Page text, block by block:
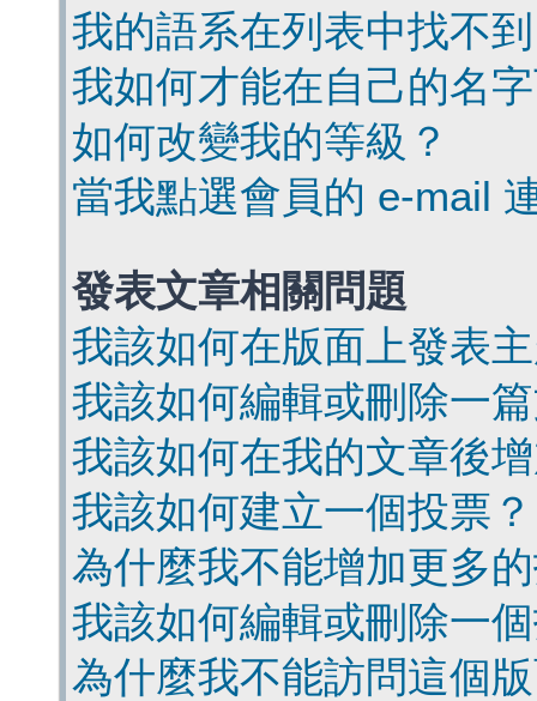
我的語系在列表中找不
我如何才能在自己的名
如何改變我的等級？
當我點選會員的 e-mail
發表文章相關問題
我該如何在版面上發表
我該如何編輯或刪除一
我該如何在我的文章後
我該如何建立一個投票？
為什麼我不能增加更多
我該如何編輯或刪除一
為什麼我不能訪問這個